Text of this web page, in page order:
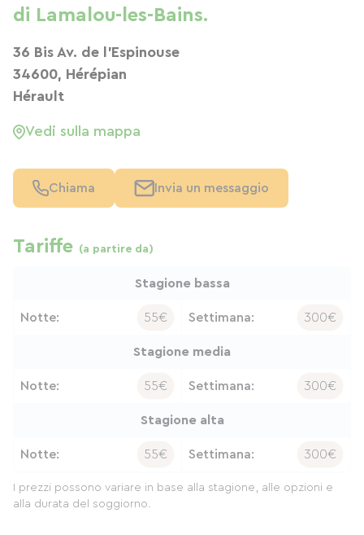
di Lamalou-les-Bains.
36 Bis Av. de l'Espinouse
34600, Hérépian
Hérault
Vedi sulla mappa
Chiama Invia un messaggio
Tariffe (a partire da)
Stagione bassa
Notte: 55€ Settimana: 300€
Stagione media
Notte: 55€ Settimana: 300€
Stagione alta
Notte: 55€ Settimana: 300€
I prezzi possono variare in base alla stagione, alle opzioni e
alla durata del soggiorno.